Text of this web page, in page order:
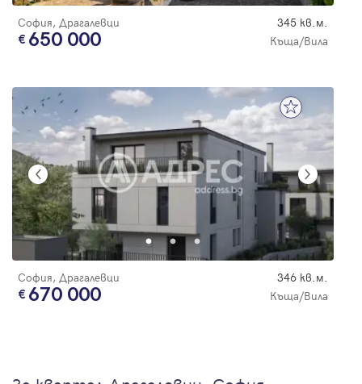
София, Драгалевци 345 кв.м.
650 000 Къща/Вила
София, Драгалевци 346 кв.м.
670 000 Къща/Вила